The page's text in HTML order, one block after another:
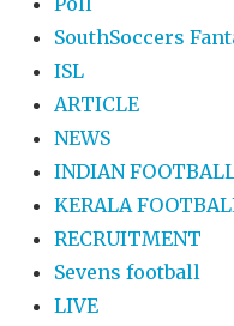
SouthSoccers
ISL
ARTICLE
NEWS
INDIAN
KERALA
RECRUITMENT
Sevens football
LIVE